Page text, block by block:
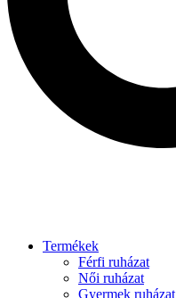
Termékek
Férfi ruházat
Női ruházat
Gyermek ruházat